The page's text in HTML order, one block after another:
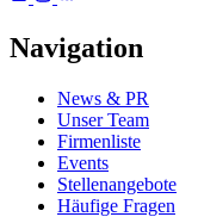
Navigation
News & PR
Unser Team
Firmenliste
Events
Stellenangebote
Häufige Fragen